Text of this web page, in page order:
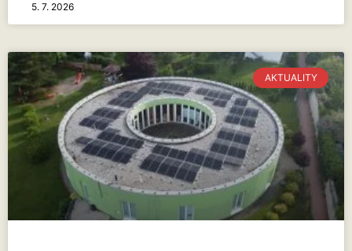
5. 7. 2026
AKTUALITY